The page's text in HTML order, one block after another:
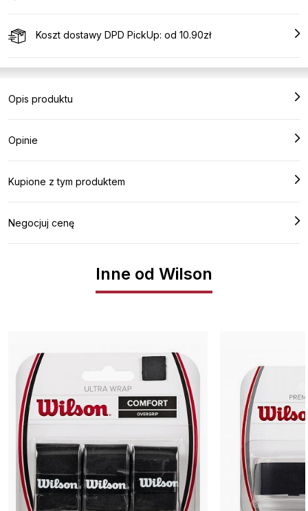
Koszt dostawy DPD PickUp: od 10.90zł
Opis produktu
Opinie
Kupione z tym produktem
Negocjuj cenę
Inne od Wilson